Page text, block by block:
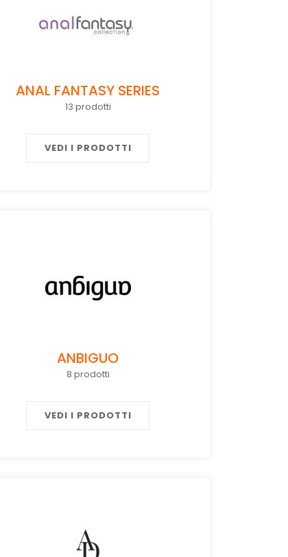
ANAL FANTASY SERIES
13 prodotti
VEDI I PRODOTTI
ANBIGUO
8 prodotti
VEDI I PRODOTTI